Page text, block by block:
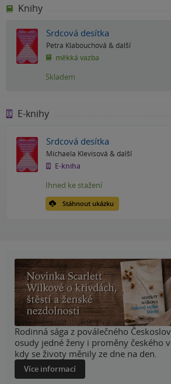
Knihy
Srdcová desítka
Petra Klabouchová & další
měkká vazba
Skladem
E-knihy
Srdcová desítka
Michaela Klevisová & další
E-kniha
Stáhnout ukázku
Ihned ke stažení
Rodinná sága z poválečného
osudy jedné ženy i proměny českého
kdy se životy měnily ze dne na den.
Více informací